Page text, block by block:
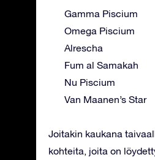
Gamma Piscium
Omega Piscium
Alrescha
Fum al Samakah
Nu Piscium
Van Maanen’s Star
Joitakin kaukana
kohteita, joita on